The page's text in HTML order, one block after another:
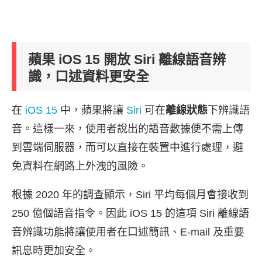
蘋果 iOS 15 開放 Siri 離線語音辨
識，口述資料更安全
在 iOS 15 中，蘋果將讓 Siri 可在離線狀態 下辨識語
音。這樣一來，使用者說出的語音數據便不需上傳
到雲端伺服器，而可以直接在裝置中進行處理，避
免資料在網路上外洩的風險。
根據 2020 年的調查顯示，Siri 平均每個月會接收到
250 億個語音指令。因此 iOS 15 的這項 Siri 離線語
音辨識功能將讓使用者在口述簡訊、E-mail 及重要
訊息時更加安全。